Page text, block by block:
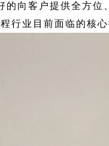
的向客户提供全方
行业目前面临的核